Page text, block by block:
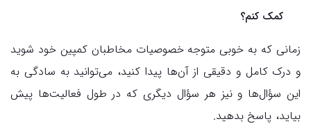
کمک کنم؟
زمانی که به خوبی متوجه خصوصیات مخاطبان کمپین خود شوید
و درک کامل و دقیقی از آن‌ها پیدا کنید، می‌توانید به سادگی به
این سؤال‌ها و نیز هر سؤال دیگری که در طول فعالیت‌ها پیش
بیاید، پاسخ بدهید.